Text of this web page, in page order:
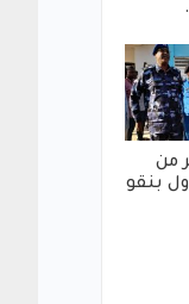
من
بنقو